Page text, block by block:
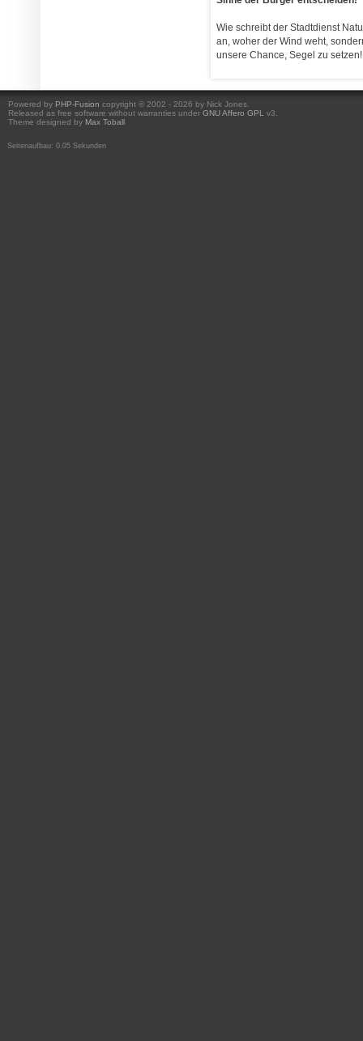
Wie schreibt der Stadtdienst
an, woher der Wind weht,
unsere Chance, Segel zu setzen!
Powered by PHP-Fusion copyright © 2002 - 2026 by Nick Jones.
Released as free software without warranties under GNU Affero GPL v3.
Theme designed by Max Toball
Seitenaufbau: 0.05 Sekunden